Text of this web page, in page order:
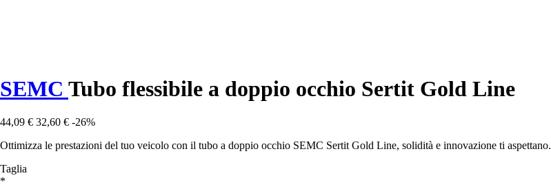
SEMC Tubo flessibile a doppio occhio Sertit Gold Line
44,09 € 32,60 € -26%
Ottimizza le prestazioni del tuo veicolo con il tubo a doppio occhio SEMC Sertit Gold Line, solidità e innovazione ti aspettano.
Taglia
*